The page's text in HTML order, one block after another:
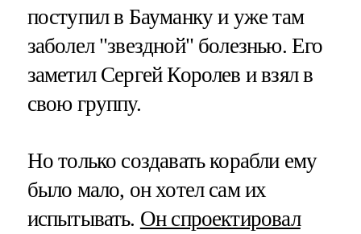
поступил в Бауманку и уже там
заболел "звездной" болезнью. Его
заметил Сергей Королев и взял в
свою группу.
Но только создавать корабли ему
было мало, он хотел сам их
испытывать. Он спроектировал